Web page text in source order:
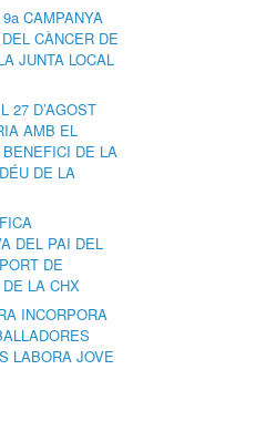
CAMPANYA
CÀNCER DE
JUNTA LOCAL
27 D’AGOST
AMB EL
DE LA
DE LA
DEL PAI DEL
DE
DE LA CHX
INCORPORA
LABORA JOVE